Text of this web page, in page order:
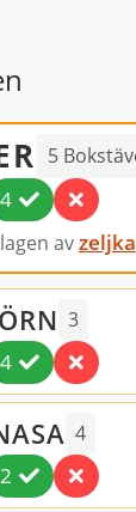
5
avzeljka
4
ÖRN 3
4
4
2